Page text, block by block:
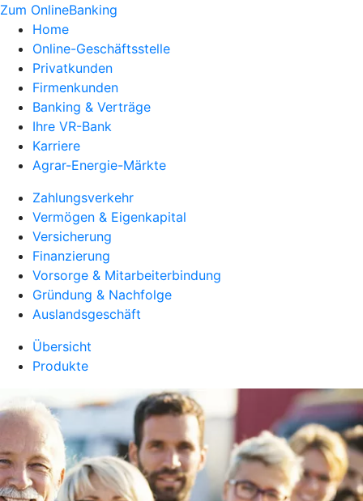
Zum OnlineBanking
Home
Online-Geschäftsstelle
Privatkunden
Firmenkunden
Banking & Verträge
Ihre VR-Bank
Karriere
Agrar-Energie-Märkte
Zahlungsverkehr
Vermögen & Eigenkapital
Versicherung
Finanzierung
Vorsorge & Mitarbeiterbindung
Gründung & Nachfolge
Auslandsgeschäft
Übersicht
Produkte